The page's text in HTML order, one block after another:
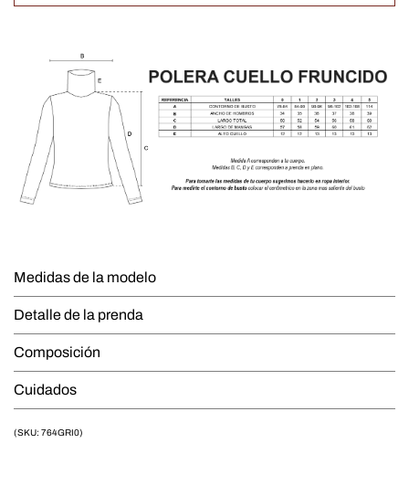
Medidas de la modelo
Detalle de la prenda
Composición
Cuidados
(SKU: 764GRI0)